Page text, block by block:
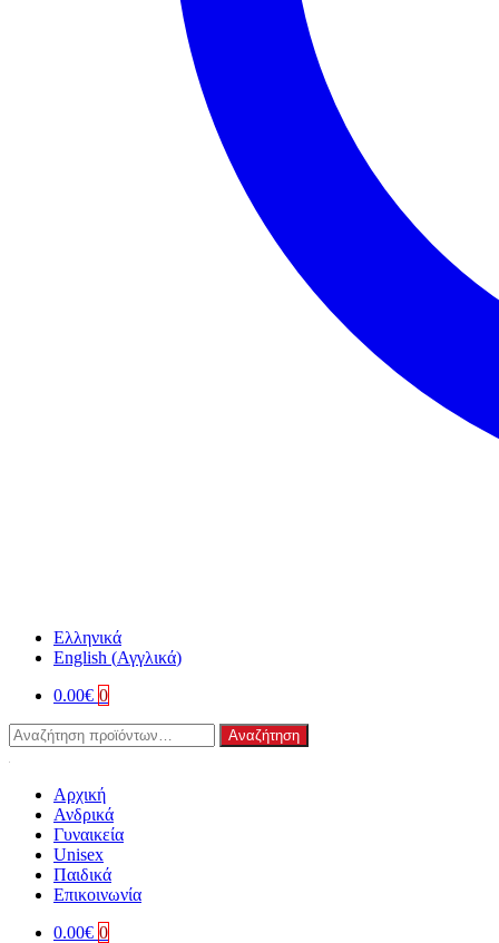
Ελληνικά
English (Αγγλικά)
0.00€ 0
Αναζήτηση
για:
Αναζήτηση
Αρχική
Ανδρικά
Γυναικεία
Unisex
Παιδικά
Επικοινωνία
0.00€ 0